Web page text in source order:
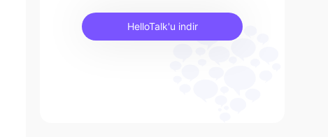
HelloTalk'u indir